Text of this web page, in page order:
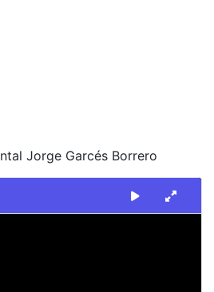
Jorge Garcés Borrero